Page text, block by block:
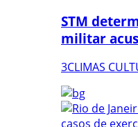
STM
militar
3CLIMAS